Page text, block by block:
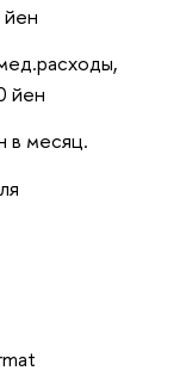
йен
в месяц.